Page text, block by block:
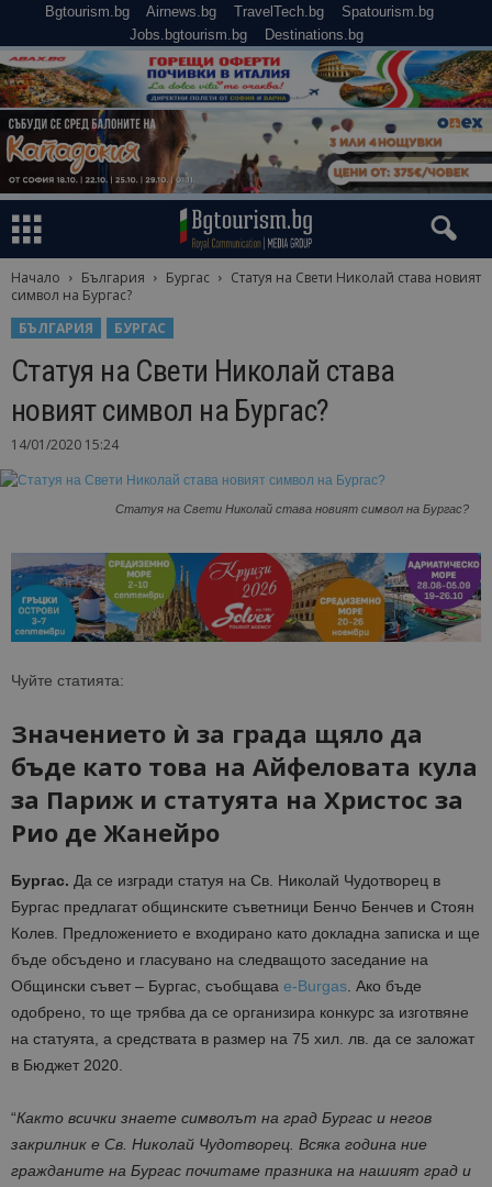
Bgtourism.bg Airnews.bg TravelTech.bg
Spatourism.bg
Jobs.bgtourism.bg
Destinations.bg
Начало България Бургас
Статуя на Свети Николай става новият
символ на Бургас?
БЪЛГАРИЯ
БУРГАС
Статуя на Свети Николай става
новият символ на Бургас?
14/01/2020 15:24
Статуя на Свети Николай става новият символ на Бургас?
Чуйте статията:
Значението ѝ за града щяло да
бъде като това на Айфеловата кула
за Париж и статуята на Христос за
Рио де Жанейро
Бургас. Да се изгради статуя на Св. Николай Чудотворец в
Бургас предлагат общинските съветници Бенчо Бенчев и Стоян
Колев. Предложението е входирано като докладна записка и ще
бъде обсъдено и гласувано на следващото заседание на
Общински съвет – Бургас, съобщава e-Burgas. Ако бъде
одобрено, то ще трябва да се организира конкурс за изготвяне
на статуята, а средствата в размер на 75 хил. лв. да се заложат
в Бюджет 2020.
“Както всички знаете символът на град Бургас и негов
закрилник е Св. Николай Чудотворец. Всяка година ние
гражданите на Бургас почитаме празника на нашият град и